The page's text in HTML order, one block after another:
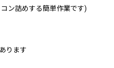
ン詰めする簡単作業です)
ります